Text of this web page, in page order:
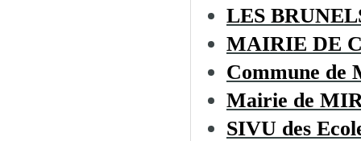
LES
MAIRIE DE
Commune de
Mairie de
SIVU des